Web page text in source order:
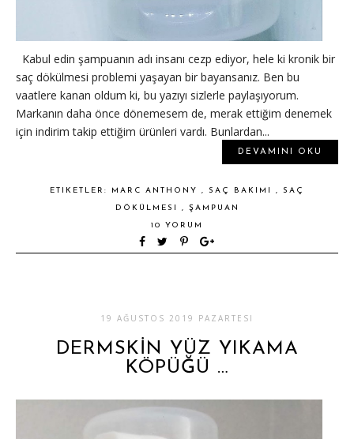
Kabul edin şampuanın adı insanı cezp ediyor, hele ki kronik bir
saç dökülmesi problemi yaşayan bir bayansanız. Ben bu
vaatlere kanan oldum ki, bu yazıyı sizlerle paylaşıyorum.
Markanın daha önce dönemesem de, merak ettiğim denemek
için indirim takip ettiğim ürünleri vardı. Bunlardan...
DEVAMINI OKU
ETIKETLER: MARC ANTHONY , SAÇ BAKIMI , SAÇ
DÖKÜLMESI , ŞAMPUAN
10 YORUM
19 AĞUSTOS 2019 PAZARTESI
DERMSKİN YÜZ YIKAMA
KÖPÜĞÜ …